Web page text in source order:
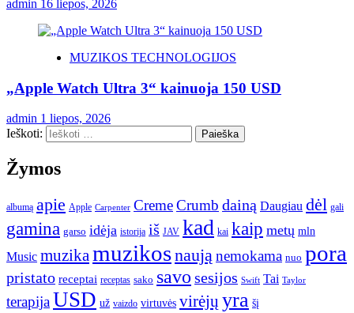
admin 16 liepos, 2026
MUZIKOS TECHNOLOGIJOS
„Apple Watch Ultra 3“ kainuoja 150 USD
admin 1 liepos, 2026
Ieškoti:
Žymos
albumą apie Apple Carpenter CremeCrumb dainą Daugiau dėl gali
gamina garso idėja istorija iš JAV kad kai kaip metų mln
Music muzikamuzikosnaująnemokama nuo pora
pristato receptai receptas sako savo sesijos Swift Tai Taylor
terapijaUSD už vaizdo virtuvės virėjų yra šį